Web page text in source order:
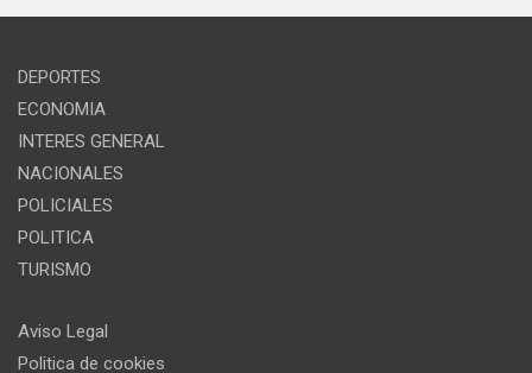
DEPORTES
ECONOMIA
INTERES GENERAL
NACIONALES
POLICIALES
POLITICA
TURISMO
Aviso Legal
Politica de cookies